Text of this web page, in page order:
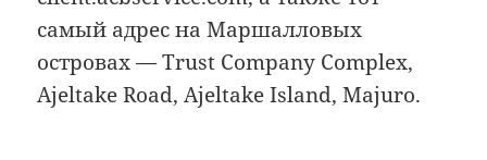
самый адрес на Маршалловых
островах — Trust Company Complex,
Ajeltake Road, Ajeltake Island, Majuro.